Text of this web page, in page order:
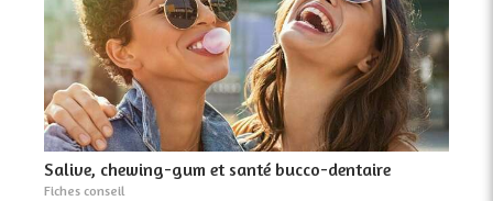
Salive, chewing-gum et santé bucco-dentaire
Fiches conseil